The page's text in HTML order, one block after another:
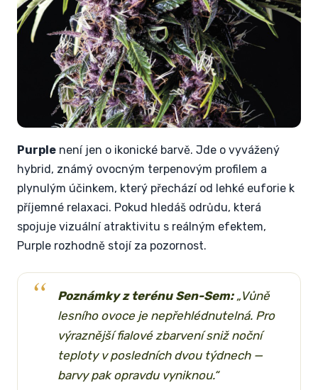
Purple není jen o ikonické barvě. Jde o vyvážený
hybrid, známý ovocným terpenovým profilem a
plynulým účinkem, který přechází od lehké euforie k
příjemné relaxaci. Pokud hledáš odrůdu, která
spojuje vizuální atraktivitu s reálným efektem,
Purple rozhodně stojí za pozornost.
Poznámky z terénu Sen-Sem:„Vůně
lesního ovoce je nepřehlédnutelná. Pro
výraznější fialové zbarvení sniž noční
teploty v posledních dvou týdnech —
barvy pak opravdu vyniknou.“